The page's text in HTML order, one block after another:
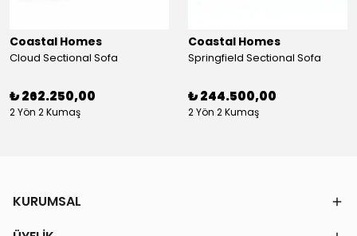
Coastal Homes
Cloud Sectional Sofa
₺ 262.250,00
2 Yön 2 Kumaş
Coastal Homes
Springfield Sectional Sofa
₺ 244.500,00
2 Yön 2 Kumaş
KURUMSAL